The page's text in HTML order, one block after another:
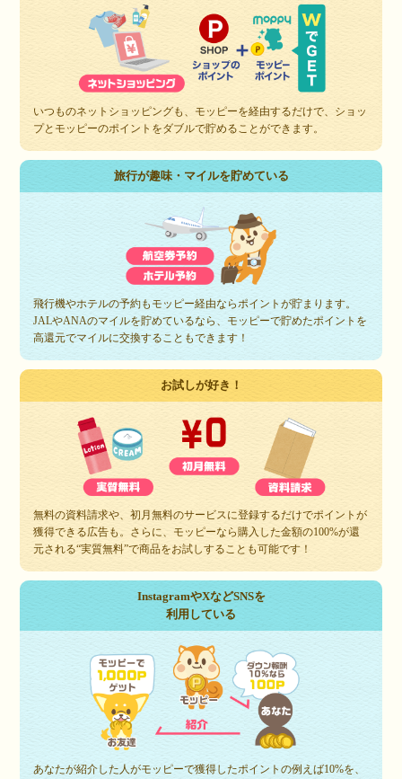
いつものネットショッピングも、モッピーを経由するだけで、ショッ
プとモッピーのポイントをダブルで貯めることができます。
旅行が趣味・マイルを貯めている
飛行機やホテルの予約もモッピー経由ならポイントが貯まります。
JALやANAのマイルを貯めているなら、モッピーで貯めたポイントを
高還元でマイルに交換することもできます！
お試しが好き！
無料の資料請求や、初月無料のサービスに登録するだけでポイントが
獲得できる広告も。さらに、モッピーなら購入した金額の100%が還
元される“実質無料”で商品をお試しすることも可能です！
InstagramやXなどSNSを
利用している
あなたが紹介した人がモッピーで獲得したポイントの例えば10%を、